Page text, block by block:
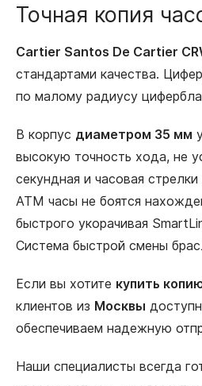
Точная копия
Cartier Santos De Cartier
стандартами качества.
по малому радиусу
В корпус диаметром 35 мм
высокую точность хода, не
секундная и часовая
АТМ часы не боятся
быстрого укорачивая
Система быстрой смены
Если вы хотите купить
клиентов из Москвы
обеспечиваем надежную
Наши специалисты всегда